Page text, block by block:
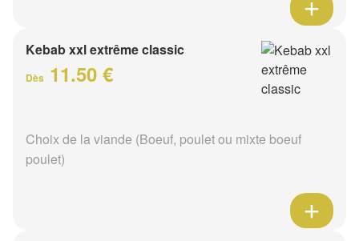
Kebab xxl extrême classic
Dès 11.50 €
Choix de la viande (Boeuf, poulet ou mixte boeuf
poulet)